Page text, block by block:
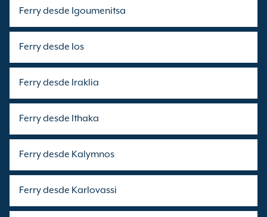
Ferry desde Igoumenitsa
Ferry desde Ios
Ferry desde Iraklia
Ferry desde Ithaka
Ferry desde Kalymnos
Ferry desde Karlovassi